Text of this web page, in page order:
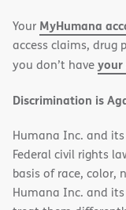
Your MyHumana
access claims, drug
you don’t haveyour
Discrimination is
Humana Inc. and
Federal civil rights
basis of race, color,
Humana Inc. and